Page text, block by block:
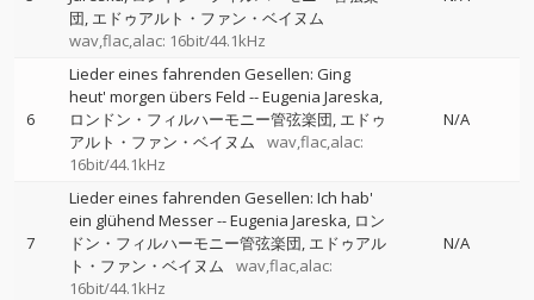
団 エドゥアルト・ファン・ベイヌム
wav,flac,alac: 16bit/44.1kHz
6
Lieder eines fahrenden Gesellen: Ging
heut' morgen übers Feld --Eugenia Jareska
ロンドン・フィルハーモニー管弦楽団 エドゥ
アルト・ファン・ベイヌム
wav,flac,alac:
16bit/44.1kHz
N/A
7
Lieder eines fahrenden Gesellen: Ich hab'
ein glühend Messer--Eugenia Jareska ロン
ドン・フィルハーモニー管弦楽団 エドゥアル
ト・ファン・ベイヌム
wav,flac,alac:
16bit/44.1kHz
N/A